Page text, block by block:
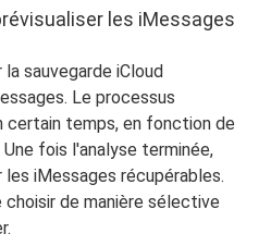
les iMessages
sauvegarde iCloud
Le processus
certain temps, en fonction de
fois l'analyse terminée,
iMessages récupérables.
de manière sélective